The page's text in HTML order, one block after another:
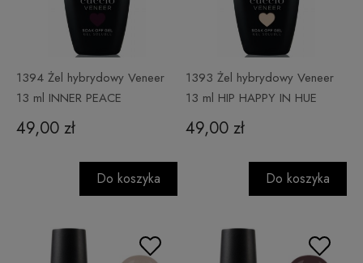
1394 Żel hybrydowy Veneer
13 ml INNER PEACE
49,00 zł
Do koszyka
1393 Żel hybrydowy Veneer
13 ml HIP HAPPY IN HUE
49,00 zł
Do koszyka